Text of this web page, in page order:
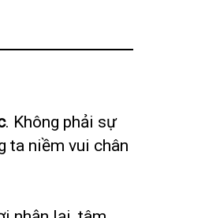
. Không phải sự
ta niềm vui chân